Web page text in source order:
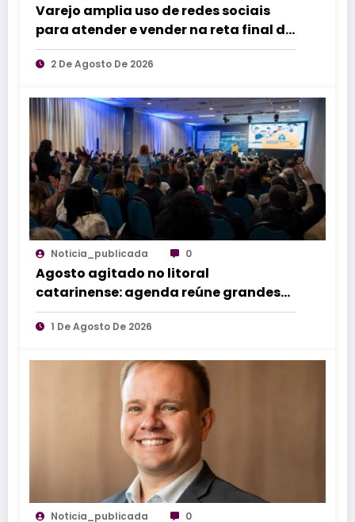
Varejo amplia uso de redes sociais
para atender e vender na reta final do
Dia dos Pais
2 De Agosto De 2026
Noticia_publicada 0
Agosto agitado no litoral
catarinense: agenda reúne grandes
eventos de norte a sul do estado
1 De Agosto De 2026
Noticia_publicada 0